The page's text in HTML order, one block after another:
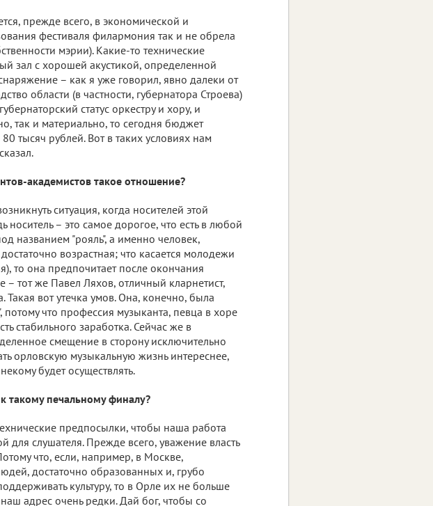
прежде всего, в экономической и
фестиваля филармония так и не обрела
мэрии). Какие-то технические
зал с хорошей акустикой, определенной
– как я уже говорил, явно далеки от
области (в частности, губернатора Строева)
статус оркестру и хору, и
так и материально, то сегодня бюджет
тысяч рублей. Вот в таких условиях нам
академистов такое отношение?
ситуация, когда носителей этой
носитель – это самое дорогое, что есть в любой
названием "рояль", а именно человек,
возрастная; что касается молодежи
то она предпочитает после окончания
тот же Павел Ляхов, отличный кларнетист,
вот утечка умов. Она, конечно, была
потому что профессия музыканта, певца в хоре
стабильного заработка. Сейчас же в
смещение в сторону исключительно
орловскую музыкальную жизнь интереснее,
будет осуществлять.
такому печальному финалу?
предпосылки, чтобы наша работа
для слушателя. Прежде всего, уважение власть
что, если, например, в Москве,
достаточно образованных и, грубо
культуру, то в Орле их не больше
адрес очень редки. Дай бог, чтобы со